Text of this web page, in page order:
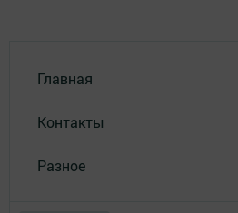
Главная
Контакты
Разное